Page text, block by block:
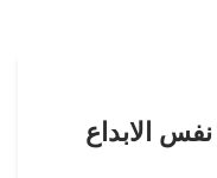
الابداع